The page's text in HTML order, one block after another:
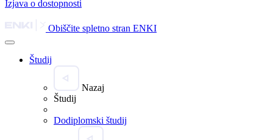
Izjava o dostopnosti
Obiščite spletno stran ENKI
Študij
Nazaj
Študij
Dodiplomski študij